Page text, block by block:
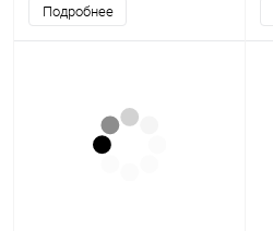
Подробнее